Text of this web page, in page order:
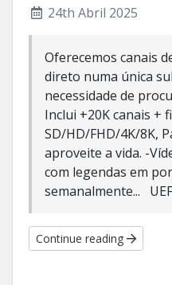
24th Abril 2025
Oferecemos canais
direto numa única
necessidade de
Inclui +20K canais +
SD/HD/FHD/4K/8K,
aproveite a vida. -
com legendas em
semanalmente...
Continue reading